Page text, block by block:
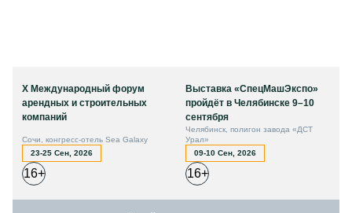
X Международный форум
арендных и строительных
компаний
Сочи, конгресс-отель Sea Galaxy
23-25 Сен, 2026
16+
Выставка «СпецМашЭкспо»
пройдёт в Челябинске 9–10
сентября
Челябинск, полигон завода «ДСТ
Урал»
09-10 Сен, 2026
16+